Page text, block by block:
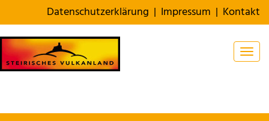
Datenschutzerklärung | Impressum | Kontakt